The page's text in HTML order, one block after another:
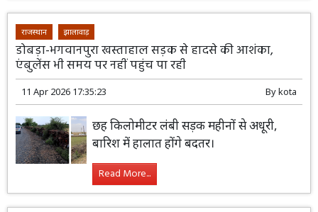
राजस्थान झालावाड़
डोबड़ा-भगवानपुरा खस्ताहाल सड़क से हादसे की आशंका,
एंबुलेंस भी समय पर नहीं पहुंच पा रही
11 Apr 2026 17:35:23 Bykota
छह किलोमीटर लंबी सड़क महीनों से अधूरी,
बारिश में हालात होंगे बदतर।
Read More...